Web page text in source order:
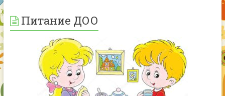
Питание ДОО